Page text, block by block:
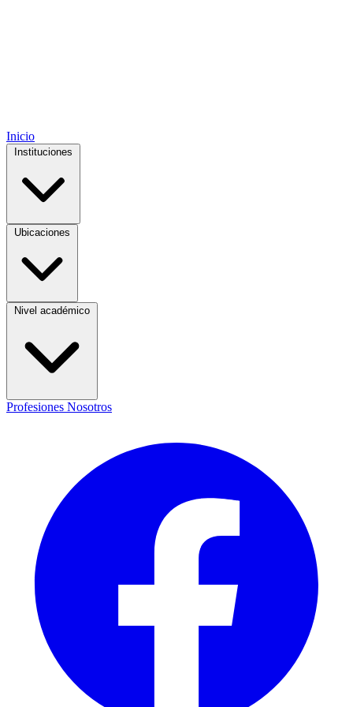
Inicio
Instituciones
Ubicaciones
Nivel académico
Profesiones Nosotros